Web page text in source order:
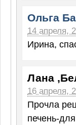
Ольга
14 апреля,
Ирина,
Лана
16 апреля,
Прочла
печень-